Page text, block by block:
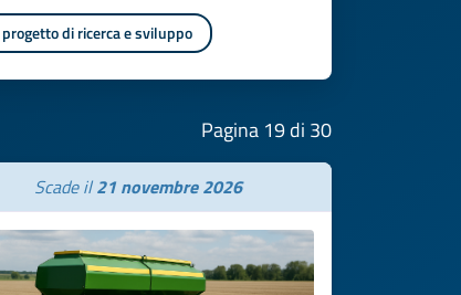
di ricerca e sviluppo
Pagina 19 di 30
Scade il21 novembre 2026